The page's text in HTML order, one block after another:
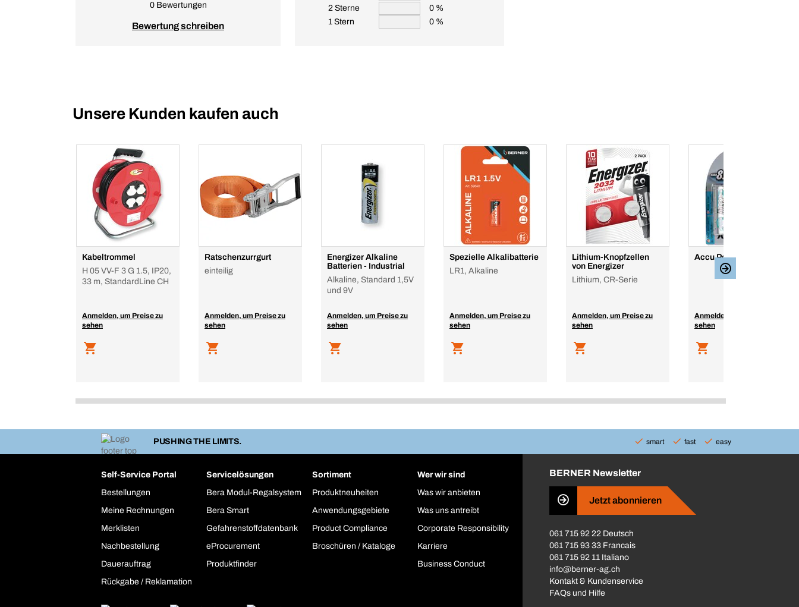
0 Bewertungen
Bewertung schreiben
2 Sterne
0 %
1 Stern
0 %
Unsere Kunden kaufen auch
Kabeltrommel
H 05 VV-F 3 G 1.5, IP20,
33 m, StandardLine CH
Anmelden, um Preise zu
sehen
Ratschenzurrgurt
einteilig
Anmelden, um Preise zu
sehen
Energizer Alkaline
Batterien - Industrial
Alkaline, Standard 1,5V
und 9V
Anmelden, um Preise zu
sehen
Spezielle Alkalibatterie
LR1, Alkaline
Anmelden, um Preise zu
sehen
Lithium-Knopfzellen
von Energizer
Lithium, CR-Serie
Anmelden, um Preise zu
sehen
Accu Power-Batterien
Anmelden, um Preise zu
sehen
PUSHING THE LIMITS. smart fast easy
Self-Service Portal
Bestellungen
Meine Rechnungen
Merklisten
Nachbestellung
Dauerauftrag
Rückgabe / Reklamation
Servicelösungen
Bera Modul-Regalsystem
Bera Smart
Gefahrenstoffdatenbank
eProcurement
Produktfinder
Sortiment
Produktneuheiten
Anwendungsgebiete
Product Compliance
Broschüren / Kataloge
Wer wir sind
Was wir anbieten
Was uns antreibt
Corporate Responsibility
Karriere
Business Conduct
BERNER Newsletter
Jetzt abonnieren
061 715 92 22 Deutsch
061 715 93 33 Francais
061 715 92 11 Italiano
info@berner-ag.ch
Kontakt & Kundenservice
FAQs und Hilfe